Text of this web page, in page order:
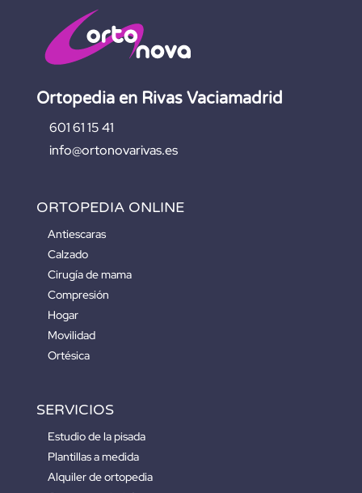
Ortopedia en Rivas Vaciamadrid
601 61 15 41
info@ortonovarivas.es
ORTOPEDIA ONLINE
Antiescaras
Calzado
Cirugía de mama
Compresión
Hogar
Movilidad
Ortésica
SERVICIOS
Estudio de la pisada
Plantillas a medida
Alquiler de ortopedia